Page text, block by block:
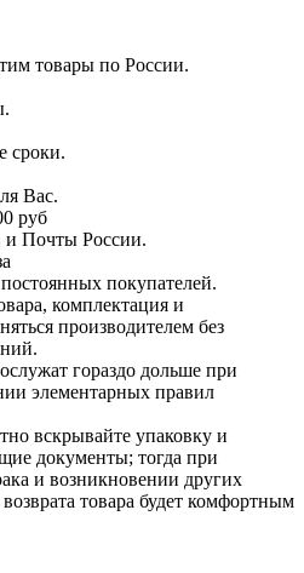
товары по России.
сроки.
Вас.
руб
и Почты России.
покупателей.
комплектация и
производителем без
гораздо дольше при
элементарных правил
вскрывайте упаковку и
документы; тогда при
и возникновении других
товара будет комфортным